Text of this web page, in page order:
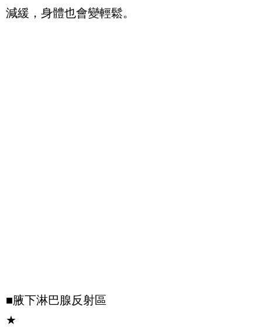
減緩，身體也會變輕鬆。
■腋下淋巴腺反射區
★